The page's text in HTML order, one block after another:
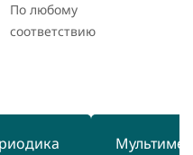
По любому
соответствию